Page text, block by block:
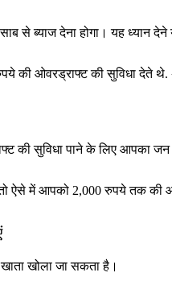
से ब्याज देना होगा। यह ध्यान
की ओवरड्राफ्ट की सुविधा देते थे.
की सुविधा पाने के लिए आपका जन
ऐसे में आपको 2,000 रुपये तक की
खोला जा सकता है।